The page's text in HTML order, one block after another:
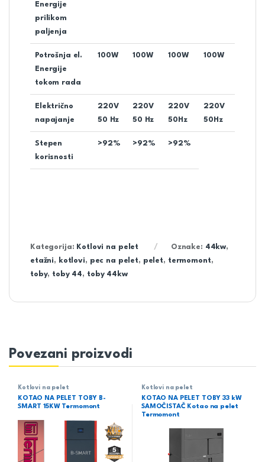
Energije
prilikom
paljenja
Potrošnja el.
Energije
tokom rada
100W 100W 100W 100W
Električno
napajanje
220V
50 Hz
220V
50 Hz
220V
50Hz
220V
50Hz
Stepen
korisnosti
>92% >92% >92%
Kategorija: Kotlovi na pelet Oznake: 44kw,
etažni, kotlovi, pec na pelet, pelet, termomont,
toby, toby 44, toby 44kw
Povezani proizvodi
Kotlovi na pelet
KOTAO NA PELET TOBY B-
SMART 15KW Termomont
Kotlovi na pelet
KOTAO NA PELET TOBY 33 kW
SAMOČISTAČ Kotao na pelet
Termomont